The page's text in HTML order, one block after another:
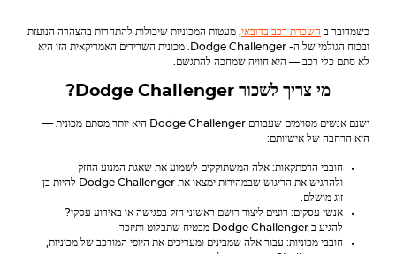
כשמדובר ב השכרת רכב בדובאי , מעטות המכוניות שיכולות להתחרות בהצהרה הנועזת
ובכוח הגולמי של ה- Dodge Challenger
. מכונית השרירים האמריקאית הזו היא
לא סתם כלי רכב — היא חוויה שמחכה להתגשם.
מי צריך לשכור Dodge Challenger
?
ישנם אנשים מסוימים שעבורם Dodge Challenger היא יותר מסתם מכונית —
היא הרחבה של אישיותם:
חובבי הרפתקאות: אלה המשתוקקים לשמוע את שאגת המנוע החזק
ולהרגיש את הריגוש שבמהירות ימצאו את Dodge Challenger להיות בן
זוג מושלם.
אנשי עסקים: רוצים ליצור רושם ראשוני חזק בפגישה או באירוע עסקי?
להגיע ב Dodge Challenger מבטיח שתבלוט ותיזכר.
חובבי מכוניות: עבור אלה שמבינים ומעריכים את היופי המורכב של מכוניות,